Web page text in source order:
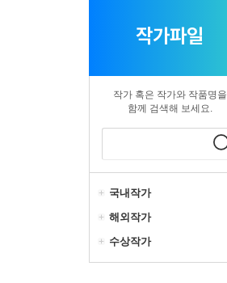
작가파일
작가 혹은 작가와 작품명을
함께 검색해 보세요.
국내작가
해외작가
수상작가